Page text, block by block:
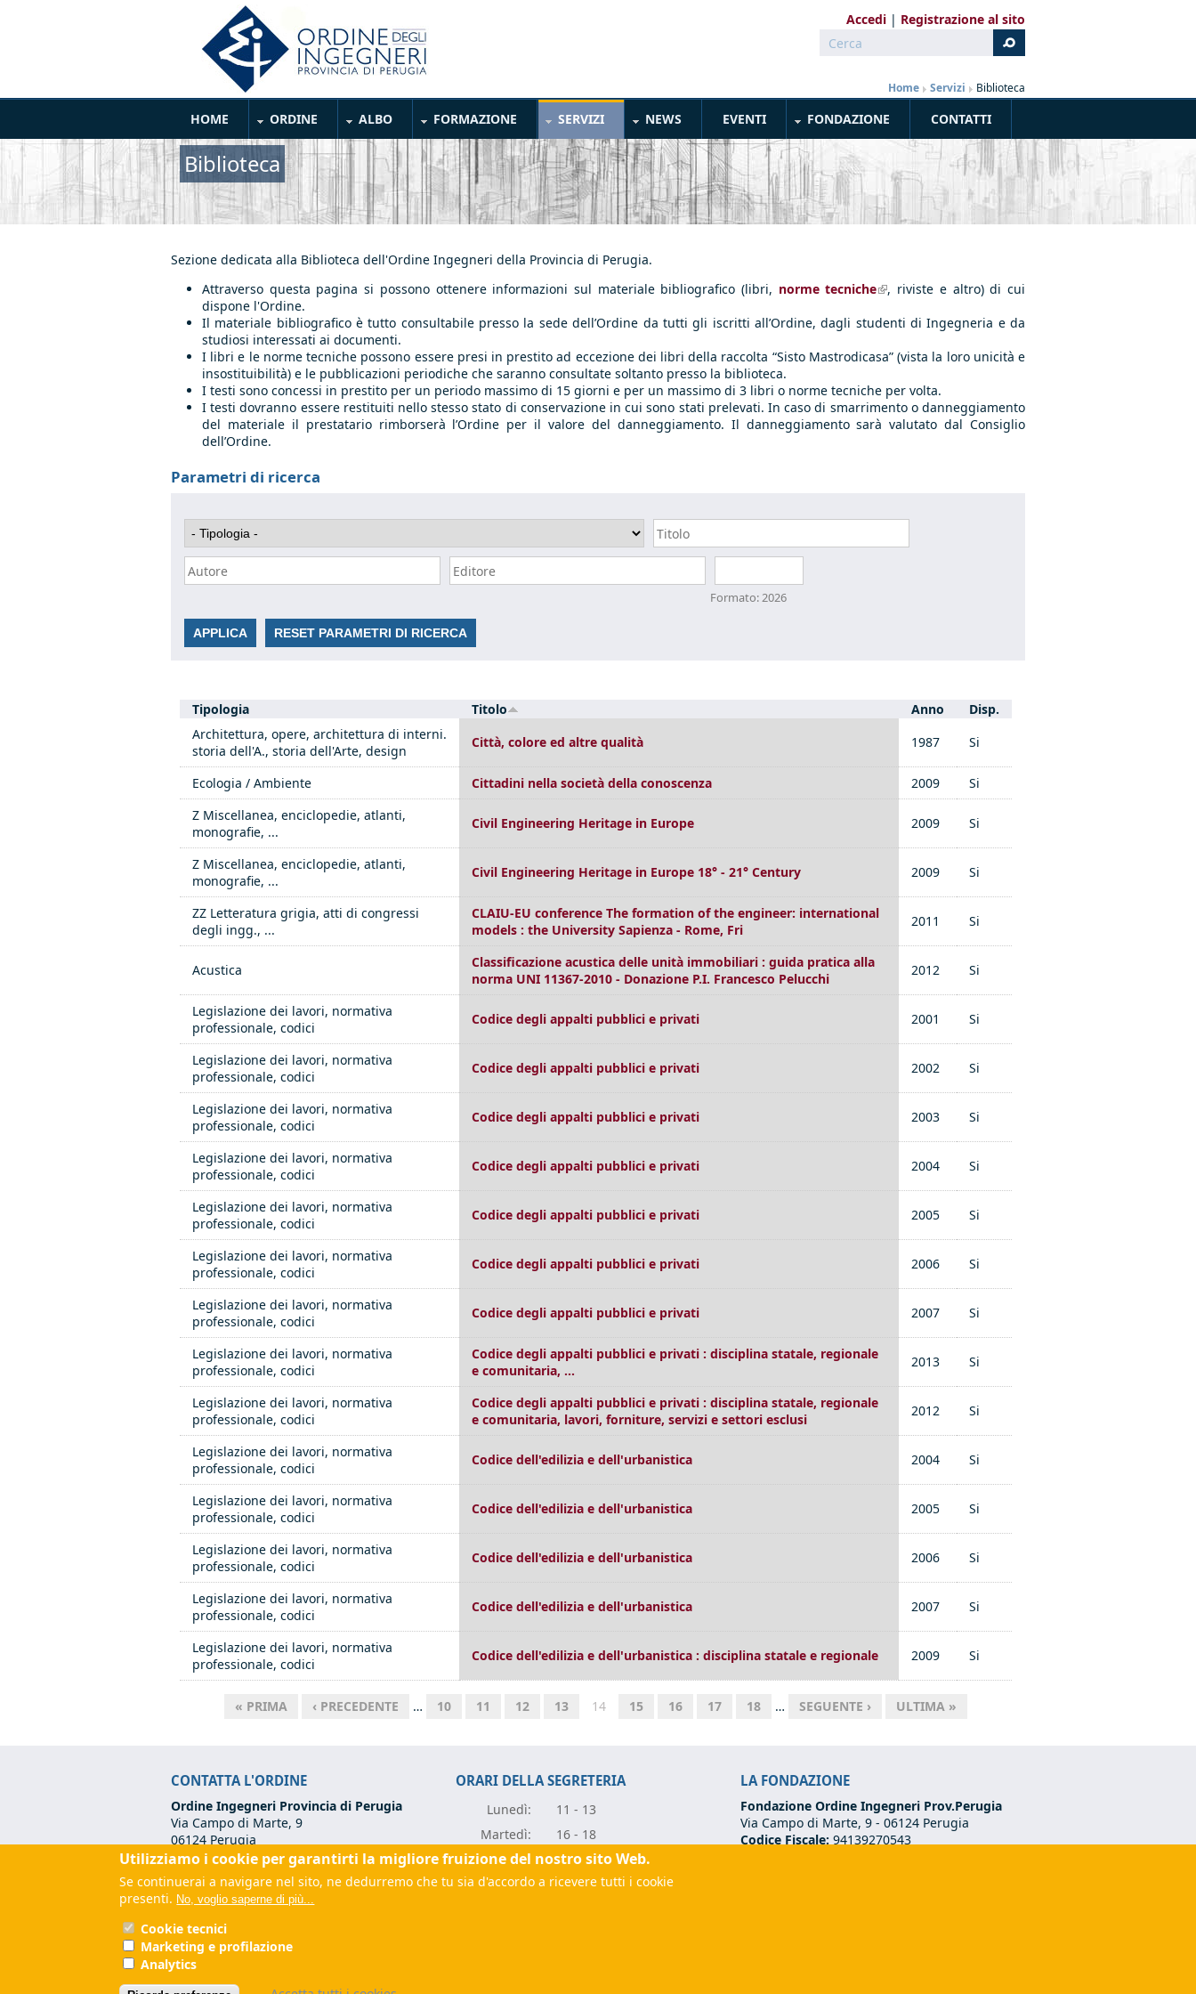
Accedi Registrazione al sito
Form di ricerca
Cerca
Home » Servizi » Biblioteca
Main Menu
HOME ORDINE ALBO FORMAZIONE SERVIZI NEWS EVENTI FONDAZIONE CONTATTI
Biblioteca
Sezione dedicata alla Biblioteca dell'Ordine Ingegneri della Provincia di Perugia.
Attraverso questa pagina si possono ottenere informazioni sul materiale bibliografico (libri, norme tecniche(link is external)
, riviste e altro) di cui
dispone l'Ordine.
Il materiale bibliografico è tutto consultabile presso la sede dell’Ordine da tutti gli iscritti all’Ordine, dagli studenti di Ingegneria e da
studiosi interessati ai documenti.
I libri e le norme tecniche possono essere presi in prestito ad eccezione dei libri della raccolta “Sisto Mastrodicasa” (vista la loro unicità e
insostituibilità) e le pubblicazioni periodiche che saranno consultate soltanto presso la biblioteca.
I testi sono concessi in prestito per un periodo massimo di 15 giorni e per un massimo di 3 libri o norme tecniche per volta.
I testi dovranno essere restituiti nello stesso stato di conservazione in cui sono stati prelevati. In caso di smarrimento o danneggiamento
del materiale il prestatario rimborserà l’Ordine per il valore del danneggiamento. Il danneggiamento sarà valutato dal Consiglio
dell’Ordine.
Parametri di ricerca
Data
Formato: 2026
Tipologia Titolo Anno
Disp.
Architettura, opere, architettura di interni.
storia dell'A., storia dell'Arte, design
Città, colore ed altre qualità 1987 Si
Ecologia / Ambiente Cittadini nella società della conoscenza 2009
Si
Z Miscellanea, enciclopedie, atlanti,
monografie, ...
Civil Engineering Heritage in Europe 2009 Si
Z Miscellanea, enciclopedie, atlanti,
monografie, ...
Civil Engineering Heritage in Europe 18° - 21° Century 2009 Si
ZZ Letteratura grigia, atti di congressi
degli ingg., ...
CLAIU-EU conference The formation of the engineer: international
models : the University Sapienza - Rome, Fri
2011 Si
Acustica
Classificazione acustica delle unità immobiliari : guida pratica alla
norma UNI 11367-2010 - Donazione P.I. Francesco Pelucchi
2012 Si
Legislazione dei lavori, normativa
professionale, codici
Codice degli appalti pubblici e privati 2001 Si
Legislazione dei lavori, normativa
professionale, codici
Codice degli appalti pubblici e privati 2002 Si
Legislazione dei lavori, normativa
professionale, codici
Codice degli appalti pubblici e privati 2003 Si
Legislazione dei lavori, normativa
professionale, codici
Codice degli appalti pubblici e privati 2004 Si
Legislazione dei lavori, normativa
professionale, codici
Codice degli appalti pubblici e privati 2005 Si
Legislazione dei lavori, normativa
professionale, codici
Codice degli appalti pubblici e privati 2006 Si
Legislazione dei lavori, normativa
professionale, codici
Codice degli appalti pubblici e privati 2007 Si
Legislazione dei lavori, normativa
professionale, codici
Codice degli appalti pubblici e privati : disciplina statale, regionale
e comunitaria, ...
2013 Si
Legislazione dei lavori, normativa
professionale, codici
Codice degli appalti pubblici e privati : disciplina statale, regionale
e comunitaria, lavori, forniture, servizi e settori esclusi
2012 Si
Legislazione dei lavori, normativa
professionale, codici
Codice dell'edilizia e dell'urbanistica 2004 Si
Legislazione dei lavori, normativa
professionale, codici
Codice dell'edilizia e dell'urbanistica 2005 Si
Legislazione dei lavori, normativa
professionale, codici
Codice dell'edilizia e dell'urbanistica 2006 Si
Legislazione dei lavori, normativa
professionale, codici
Codice dell'edilizia e dell'urbanistica 2007 Si
Legislazione dei lavori, normativa
professionale, codici
Codice dell'edilizia e dell'urbanistica : disciplina statale e regionale 2009 Si
« PRIMA ‹ PRECEDENTE … 10 11 12 13 14 15 16 17 18 … SEGUENTE › ULTIMA »
CONTATTA L'ORDINE
Ordine Ingegneri Provincia di Perugia
Via Campo di Marte, 9
06124 Perugia
Codice Fiscale:80017570542
Tel:+39 075 500 12 00
Email:segreteria@ordineingegneriperugia.it
ORARI DELLA SEGRETERIA
Lunedì:
11 - 13
Martedì:
16 - 18
Mercoledì:
11 - 13
Giovedì:
11 - 13
LA FONDAZIONE
Fondazione Ordine Ingegneri Prov.Perugia
Via Campo di Marte, 9 - 06124 Perugia
Codice Fiscale: 94139270543
Utilizziamo i cookie per garantirti la migliore fruizione del nostro sito Web.
Se continuerai a navigare nel sito, ne dedurremo che tu sia d'accordo a ricevere tutti i cookie
presenti. No, voglio saperne di più...
Cookie tecnici
Marketing e profilazione
Analytics